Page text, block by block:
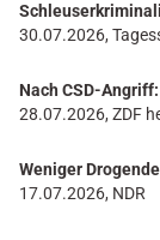
30.07.2026,
Nach CSD-
28.07.2026, ZDF
Weniger
17.07.2026, NDR